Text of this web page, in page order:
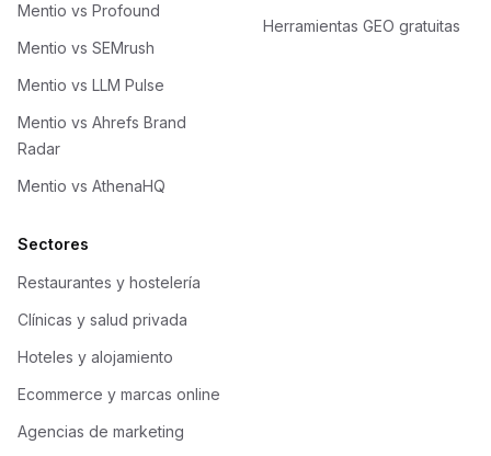
Mentio vs Profound
Mentio vs SEMrush
Mentio vs LLM Pulse
Mentio vs Ahrefs Brand
Radar
Mentio vs AthenaHQ
Herramientas GEO gratuitas
Sectores
Restaurantes y hostelería
Clínicas y salud privada
Hoteles y alojamiento
Ecommerce y marcas online
Agencias de marketing